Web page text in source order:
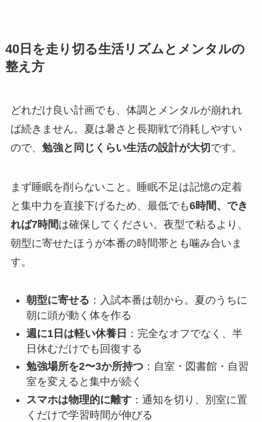
40日を走り切る生活リズムとメンタルの
整え方
どれだけ良い計画でも、体調とメンタルが崩れれ
ば続きません。夏は暑さと長期戦で消耗しやすい
ので、 勉強と同じくらい生活の設計が大切です。
まず睡眠を削らないこと。睡眠不足は記憶の定着
と集中力を直接下げるため、最低でも6時間、でき
れば7時間は確保してください。夜型で粘るより、
朝型に寄せたほうが本番の時間帯とも噛み合いま
す。
朝型に寄せる ：入試本番は朝から。夏のうちに
朝に頭が動く体を作る
週に1日は軽い休養日 ：完全なオフでなく、半
日休むだけでも回復する
勉強場所を2〜3か所持つ：自室・図書館・自習
室を変えると集中が続く
スマホは物理的に離す：通知を切り、別室に置
くだけで学習時間が伸びる